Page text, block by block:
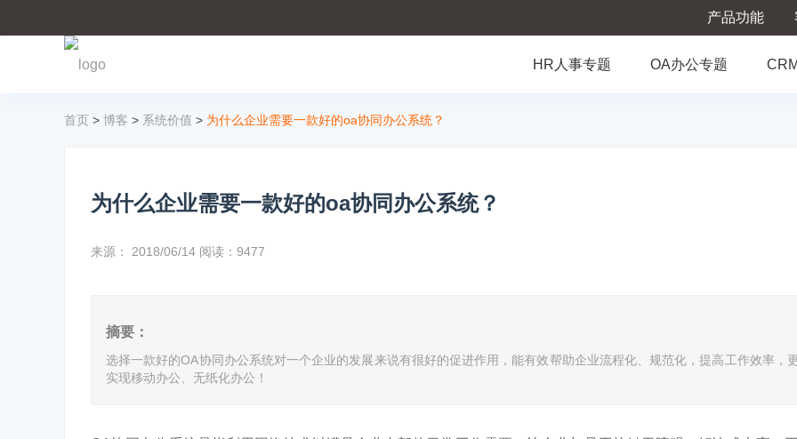
产品功能
HR人事专题 OA办公专题
首页 > 博客 > 系统价值 > 为什么企业需要一款好的oa协同办公系统？
为什么企业需要一款好的oa协同办公系统？
来源： 2018/06/14 阅读：9477
摘要：
选择一款好的OA协同办公系统对一个企业的发展来说有很好的促进作用，能有效帮助企业流程化、规范化，提高工作效率，
实现移动办公、无纸化办公！